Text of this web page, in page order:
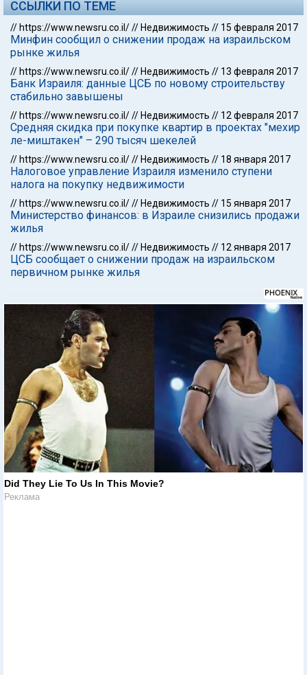
ССЫЛКИ ПО ТЕМЕ
// https://www.newsru.co.il/// Недвижимость // 15 февраля 2017
Минфин сообщил о снижении продаж на израильском
рынке жилья
// https://www.newsru.co.il/// Недвижимость // 13 февраля 2017
Банк Израиля: данные ЦСБ по новому строительству
стабильно завышены
// https://www.newsru.co.il/// Недвижимость // 12 февраля 2017
Средняя скидка при покупке квартир в проектах "мехир
ле-миштакен" – 290 тысяч шекелей
// https://www.newsru.co.il/// Недвижимость // 18 января 2017
Налоговое управление Израиля изменило ступени
налога на покупку недвижимости
// https://www.newsru.co.il/// Недвижимость // 15 января 2017
Министерство финансов: в Израиле снизились продажи
жилья
// https://www.newsru.co.il/// Недвижимость // 12 января 2017
ЦСБ сообщает о снижении продаж на израильском
первичном рынке жилья
Did They Lie To Us In This Movie?
Реклама